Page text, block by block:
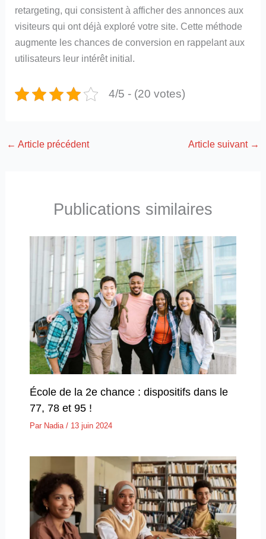
retargeting, qui consistent à afficher des annonces aux
visiteurs qui ont déjà exploré votre site. Cette méthode
augmente les chances de conversion en rappelant aux
utilisateurs leur intérêt initial.
4/5 - (20 votes)
← Article précédent Article suivant →
Publications similaires
École de la 2e chance : dispositifs dans le
77, 78 et 95 !
Par Nadia / 13 juin 2024